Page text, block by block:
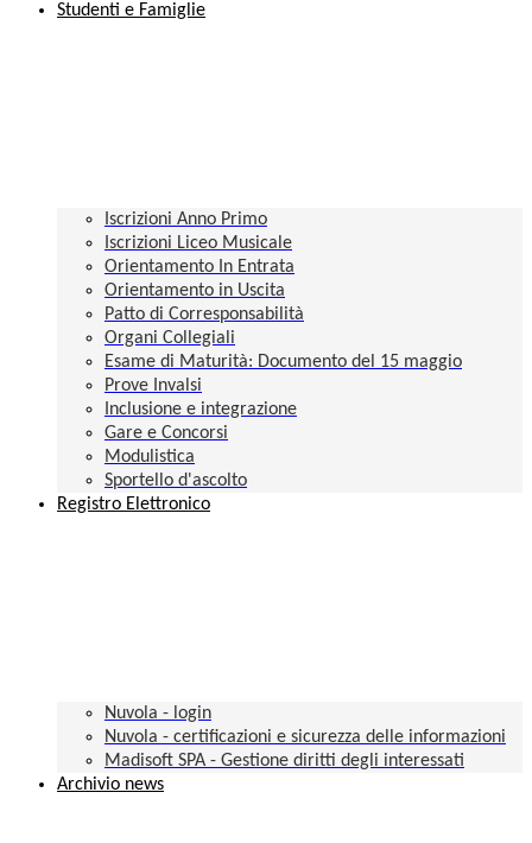
Studenti e Famiglie
Iscrizioni Anno Primo
Iscrizioni Liceo Musicale
Orientamento In Entrata
Orientamento in Uscita
Patto di Corresponsabilità
Organi Collegiali
Esame di Maturità: Documento del 15 maggio
Prove Invalsi
Inclusione e integrazione
Gare e Concorsi
Modulistica
Sportello d'ascolto
Registro Elettronico
Nuvola - login
Nuvola - certificazioni e sicurezza delle informazioni
Madisoft SPA - Gestione diritti degli interessati
Archivio news